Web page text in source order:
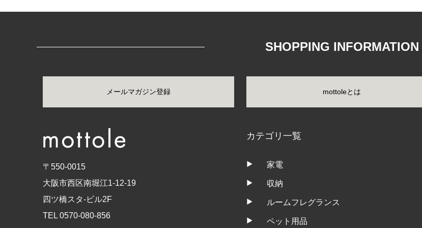
SHOPPING INFORMATION
メールマガジン登録 mottoleとは
〒550-0015
大阪市西区南堀江1-12-19
四ツ橋スタ-ビル2F
TEL 0570-080-856
カテゴリ一覧
家電
収納
ルームフレグランス
ペット用品